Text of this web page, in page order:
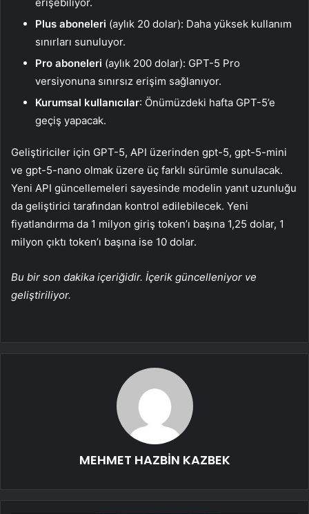
Plus aboneleri (aylık 20 dolar): Daha yüksek kullanım
sınırları sunuluyor.
Pro aboneleri (aylık 200 dolar): GPT-5 Pro
versiyonuna sınırsız erişim sağlanıyor.
Kurumsal kullanıcılar: Önümüzdeki hafta GPT-5’e
geçiş yapacak.
Geliştiriciler için GPT-5, API üzerinden gpt-5, gpt-5-mini
ve gpt-5-nano olmak üzere üç farklı sürümle sunulacak.
Yeni API güncellemeleri sayesinde modelin yanıt uzunluğu
da geliştirici tarafından kontrol edilebilecek. Yeni
fiyatlandırma da 1 milyon giriş token’ı başına 1,25 dolar, 1
milyon çıktı token’ı başına ise 10 dolar.
Bu bir son dakika içeriğidir. İçerik güncelleniyor ve
geliştiriliyor.
MEHMET HAZBİN KAZBEK